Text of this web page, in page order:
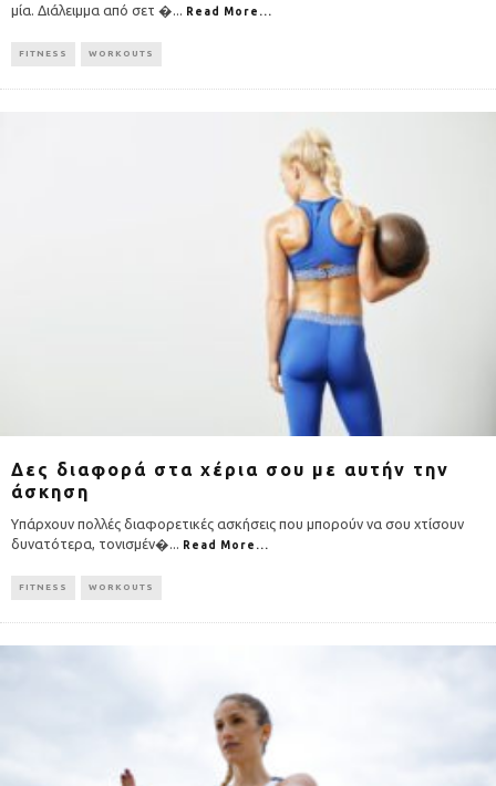
μία. Διάλειμμα από σετ �
Read More...
FITNESS WORKOUTS
Δες διαφορά στα χέρια σου με αυτήν την
άσκηση
Υπάρχουν πολλές διαφορετικές ασκήσεις που μπορούν να σου χτίσουν
δυνατότερα, τονισμέν�
Read More...
FITNESS WORKOUTS